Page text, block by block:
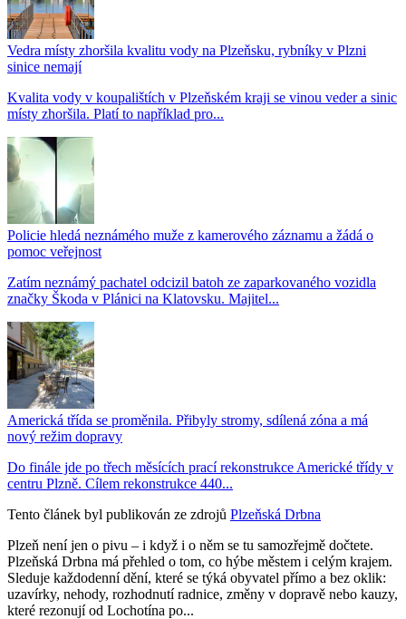
Vedra místy zhoršila kvalitu vody na Plzeňsku, rybníky v Plzni
sinice nemají
Kvalita vody v koupalištích v Plzeňském kraji se vinou veder a sinic
místy zhoršila. Platí to například pro...
Policie hledá neznámého muže z kamerového záznamu a žádá o
pomoc veřejnost
Zatím neznámý pachatel odcizil batoh ze zaparkovaného vozidla
značky Škoda v Plánici na Klatovsku. Majitel...
Americká třída se proměnila. Přibyly stromy, sdílená zóna a má
nový režim dopravy
Do finále jde po třech měsících prací rekonstrukce Americké třídy v
centru Plzně. Cílem rekonstrukce 440...
Tento článek byl publikován ze zdrojů Plzeňská Drbna
Plzeň není jen o pivu – i když i o něm se tu samozřejmě dočtete.
Plzeňská Drbna má přehled o tom, co hýbe městem i celým krajem.
Sleduje každodenní dění, které se týká obyvatel přímo a bez oklik:
uzavírky, nehody, rozhodnutí radnice, změny v dopravě nebo kauzy,
které rezonují od Lochotína po...